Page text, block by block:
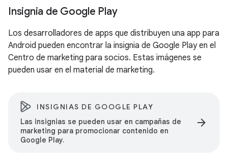
Insignia de Google Play
Los desarrolladores de apps que distribuyen una app para
Android pueden encontrar la insignia de Google Play en el
Centro de marketing para socios. Estas imágenes se
pueden usar en el material de marketing.
INSIGNIAS DE GOOGLE PLAY
Las insignias se pueden usar en campañas de
marketing para promocionar contenido en
Google Play.
arrow_forward